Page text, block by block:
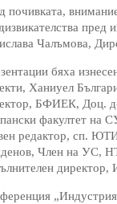
почивката,
пред
Чалъмова,
бяха
Ханиуел
БФИЕК, Доц.
факултет на
редактор, сп.
Член на УС,
директор,